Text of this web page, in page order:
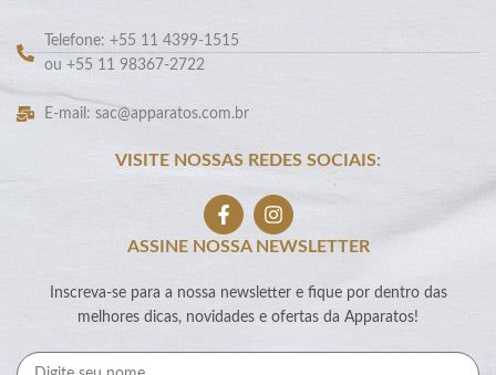
Telefone: +55 11 4399-1515
ou +55 11 98367-2722
E-mail: sac@apparatos.com.br
VISITE NOSSAS REDES SOCIAIS:
ASSINE NOSSA NEWSLETTER
Inscreva-se para a nossa newsletter e fique por dentro das
melhores dicas, novidades e ofertas da Apparatos!